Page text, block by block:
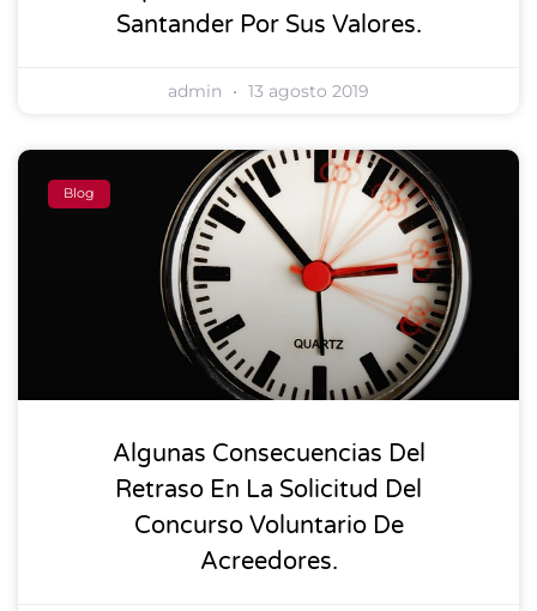
Santander Por Sus Valores.
admin 13 agosto 2019
Blog
Algunas Consecuencias Del
Retraso En La Solicitud Del
Concurso Voluntario De
Acreedores.